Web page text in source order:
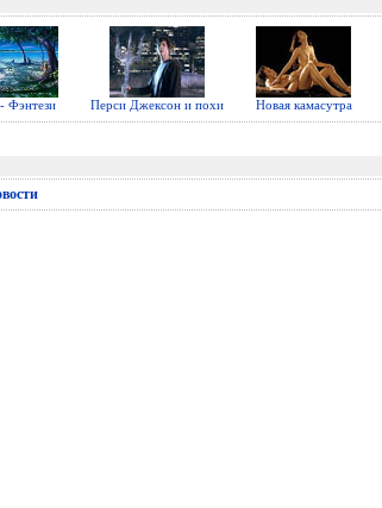
Фэнтези Перси Джексон и похи Новая камасутра